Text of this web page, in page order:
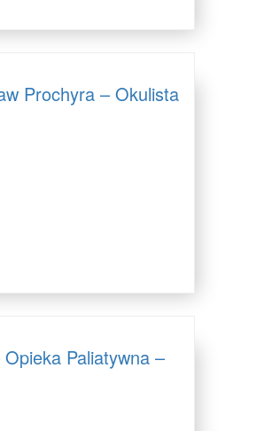
Prochyra – Okulista
Paliatywna –